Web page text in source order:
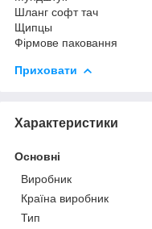
Шланг софт тач
Щипцы
Фірмове паковання
Приховати
Характеристики
Основні
Виробник
Країна виробник
Тип